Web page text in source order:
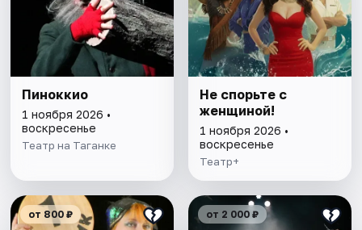
Пиноккио
1 ноября 2026 •
воскресенье
Театр на Таганке
Не спорьте с
женщиной!
1 ноября 2026 •
воскресенье
Театр+
от 800 ₽ от 2 000 ₽